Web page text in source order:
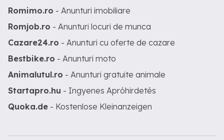
Romimo.ro - Anunturi imobiliare
Romjob.ro - Anunturi locuri de munca
Cazare24.ro - Anunturi cu oferte de cazare
Bestbike.ro - Anunturi moto
Animalutul.ro - Anunturi gratuite animale
Startapro.hu - Ingyenes Apróhirdetés
Quoka.de - Kostenlose Kleinanzeigen